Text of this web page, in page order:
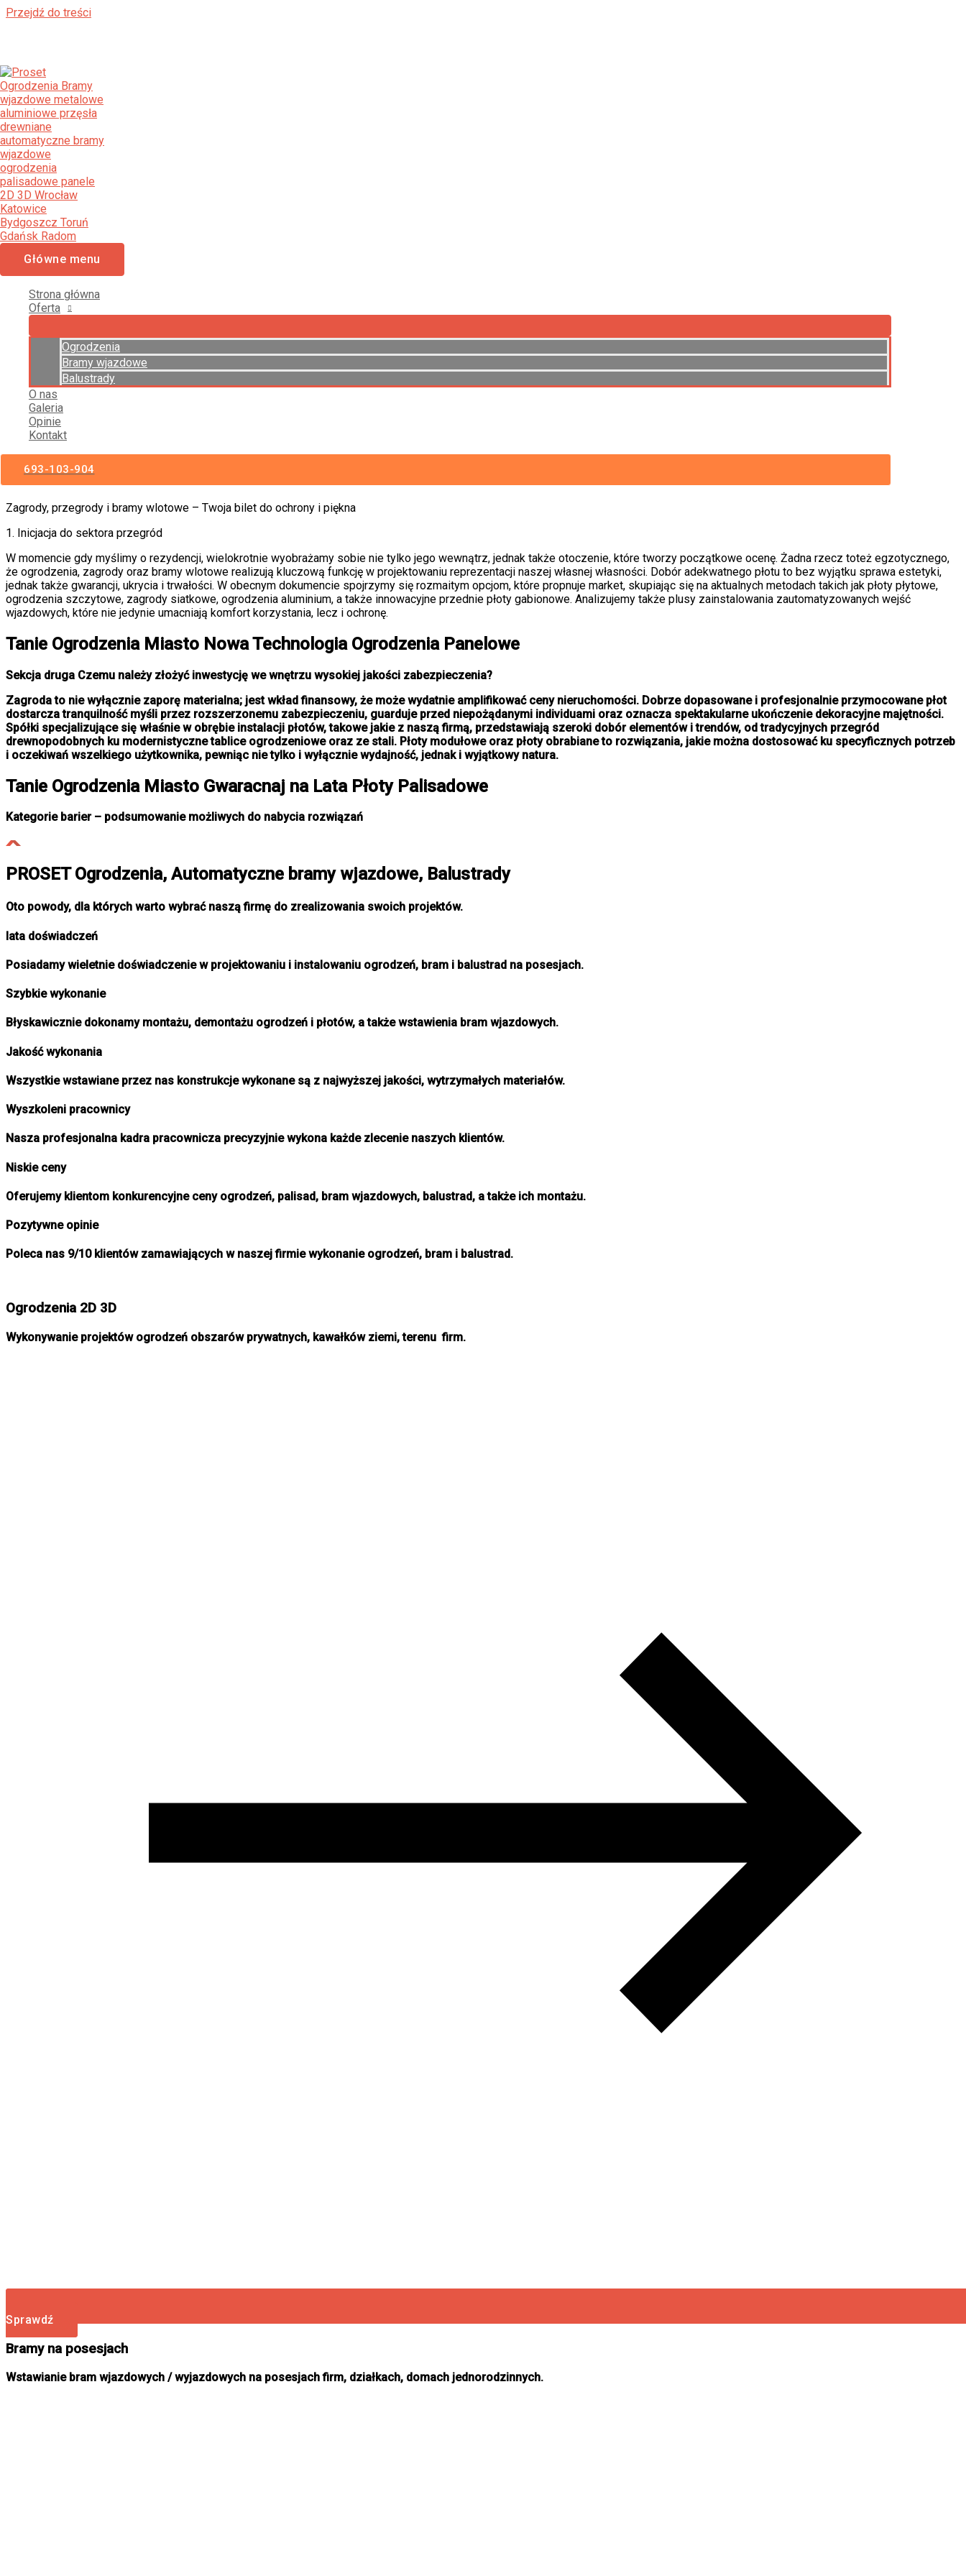
Przejdź do treści
Główne menu
Strona główna
Oferta
Ogrodzenia
Bramy wjazdowe
Balustrady
O nas
Galeria
Opinie
Kontakt
693-103-904
Ogrodzenia Recz Bramy Wjazdowe Furtki Płoty Metalowe Aluminiowe Nowoczesne Panelowe
Palisadowe Stalowe Frontowe
[smartslider3 slider="2"]
PROSET OGRODZENIA
OGRODZENIA PANELOWE 2D 3D, PALISADOWE, NOWOCZESNE, FRONTOWE, MODUŁOWE, GOTOWE, STALOWE.
PROSET OGRODZENIA
ŚRUTOWANE.
INSTALACJE BRAM WJAZDOWYCH, MONTAŻ SIŁOWNIKÓW, AUTOMATYKA DO BRAM PRZESUWNYCH I OTWIERANYCH.
Gotowe ogrodzenia na wymiar, z montażem i demontażem.
Nowoczesne Ogrodzenia panelowe 2D 3D, ogrodzenia palisadowe, ogrodzenia betonowe, systemowe, siatkowe, modułowe, metalowe, aluminiowe, kute, śrutowane.
Instalacje bram wjazdowych, montaż siłowników, automatyka do bram przesuwnych i otwieranych.
2 Ogrodzenia Recz
Zagrody, przegrody i bramy wlotowe – Twoja bilet do ochrony i piękna
1. Inicjacja do sektora przegród
W momencie gdy myślimy o rezydencji, wielokrotnie wyobrażamy sobie nie tylko jego wewnątrz, jednak także otoczenie, które tworzy początkowe ocenę. Żadna rzecz toteż egzotycznego,
że ogrodzenia, zagrody oraz bramy wlotowe realizują kluczową funkcję w projektowaniu reprezentacji naszej własnej własności. Dobór adekwatnego płotu to bez wyjątku sprawa estetyki,
jednak także gwarancji, ukrycia i trwałości. W obecnym dokumencie spojrzymy się rozmaitym opcjom, które propnuje market, skupiając się na aktualnych metodach takich jak płoty płytowe,
ogrodzenia szczytowe, zagrody siatkowe, ogrodzenia aluminium, a także innowacyjne przednie płoty gabionowe. Analizujemy także plusy zainstalowania zautomatyzowanych wejść
wjazdowych, które nie jedynie umacniają komfort korzystania, lecz i ochronę.
Tanie Ogrodzenia Miasto Nowa Technologia Ogrodzenia Panelowe
Sekcja druga Czemu należy złożyć inwestycję we wnętrzu wysokiej jakości zabezpieczenia?
Zagroda to nie wyłącznie zaporę materialna; jest wkład finansowy, że może wydatnie amplifikować ceny nieruchomości. Dobrze dopasowane i profesjonalnie przymocowane płot
dostarcza tranquilność myśli przez rozszerzonemu zabezpieczeniu, guarduje przed niepożądanymi individuami oraz oznacza spektakularne ukończenie dekoracyjne majętności.
Spółki specjalizujące się właśnie w obrębie instalacji płotów, takowe jakie z naszą firmą, przedstawiają szeroki dobór elementów i trendów, od tradycyjnych przegród
drewnopodobnych ku modernistyczne tablice ogrodzeniowe oraz ze stali. Płoty modułowe oraz płoty obrabiane to rozwiązania, jakie można dostosować ku specyficznych potrzeb
i oczekiwań wszelkiego użytkownika, pewniąc nie tylko i wyłącznie wydajność, jednak i wyjątkowy natura.
Tanie Ogrodzenia Miasto Gwaracnaj na Lata Płoty Palisadowe
Kategorie barier – podsumowanie możliwych do nabycia rozwiązań
PROSET Ogrodzenia, Automatyczne bramy wjazdowe, Balustrady
Oto powody, dla których warto wybrać naszą firmę do zrealizowania swoich projektów.
lata doświadczeń
Posiadamy wieletnie doświadczenie w projektowaniu i instalowaniu ogrodzeń, bram i balustrad na posesjach.
Szybkie wykonanie
Błyskawicznie dokonamy montażu, demontażu ogrodzeń i płotów, a także wstawienia bram wjazdowych.
Jakość wykonania
Wszystkie wstawiane przez nas konstrukcje wykonane są z najwyższej jakości, wytrzymałych materiałów.
Wyszkoleni pracownicy
Nasza profesjonalna kadra pracownicza precyzyjnie wykona każde zlecenie naszych klientów.
Niskie ceny
Oferujemy klientom konkurencyjne ceny ogrodzeń, palisad, bram wjazdowych, balustrad, a także ich montażu.
Pozytywne opinie
Poleca nas 9/10 klientów zamawiających w naszej firmie wykonanie ogrodzeń, bram i balustrad.
Ogrodzenia 2D 3D
Wykonywanie projektów ogrodzeń obszarów prywatnych, kawałków ziemi, terenu firm.
Sprawdź
Bramy na posesjach
Wstawianie bram wjazdowych / wyjazdowych na posesjach firm, działkach, domach jednorodzinnych.